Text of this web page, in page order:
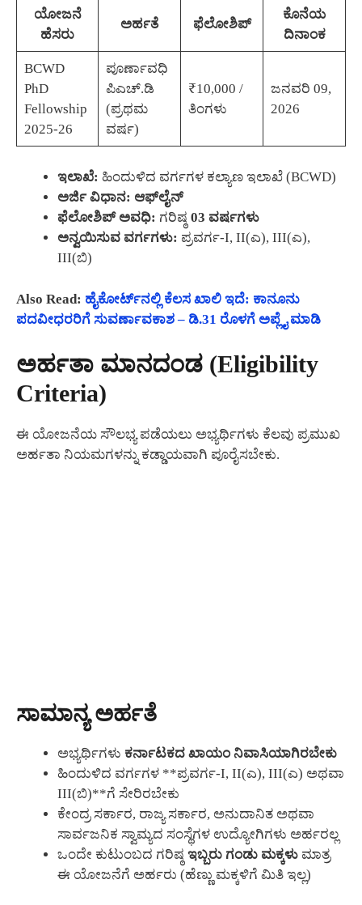
ಯೋಜನೆ
ಹೆಸರು
ಅರ್ಹತೆ ಫೆಲೋಶಿಪ್
ಕೊನೆಯ
ದಿನಾಂಕ
BCWD
PhD
Fellowship
2025-26
ಪೂರ್ಣಾವಧಿ
ಪಿಎಚ್.ಡಿ
(ಪ್ರಥಮ
ವರ್ಷ)
₹10,000 /
ತಿಂಗಳು
ಜನವರಿ 09,
2026
ಇಲಾಖೆ: ಹಿಂದುಳಿದ ವರ್ಗಗಳ ಕಲ್ಯಾಣ ಇಲಾಖೆ (BCWD)
ಅರ್ಜಿ ವಿಧಾನ: ಆಫ್‌ಲೈನ್
ಫೆಲೋಶಿಪ್ ಅವಧಿ: ಗರಿಷ್ಠ 03 ವರ್ಷಗಳು
ಅನ್ವಯಿಸುವ ವರ್ಗಗಳು: ಪ್ರವರ್ಗ-I, II(ಎ), III(ಎ),
III(ಬಿ)
Also Read: ಹೈಕೋರ್ಟ್‌ನಲ್ಲಿ ಕೆಲಸ ಖಾಲಿ ಇದೆ: ಕಾನೂನು
ಪದವೀಧರರಿಗೆ ಸುವರ್ಣಾವಕಾಶ – ಡಿ.31 ರೊಳಗೆ ಅಪ್ಲೈ ಮಾಡಿ
ಅರ್ಹತಾ ಮಾನದಂಡ (Eligibility
Criteria)
ಈ ಯೋಜನೆಯ ಸೌಲಭ್ಯ ಪಡೆಯಲು ಅಭ್ಯರ್ಥಿಗಳು ಕೆಲವು ಪ್ರಮುಖ
ಅರ್ಹತಾ ನಿಯಮಗಳನ್ನು ಕಡ್ಡಾಯವಾಗಿ ಪೂರೈಸಬೇಕು.
ಸಾಮಾನ್ಯ ಅರ್ಹತೆ
ಅಭ್ಯರ್ಥಿಗಳು ಕರ್ನಾಟಕದ ಖಾಯಂ ನಿವಾಸಿಯಾಗಿರಬೇಕು
ಹಿಂದುಳಿದ ವರ್ಗಗಳ **ಪ್ರವರ್ಗ-I, II(ಎ), III(ಎ) ಅಥವಾ
III(ಬಿ)**ಗೆ ಸೇರಿರಬೇಕು
ಕೇಂದ್ರ ಸರ್ಕಾರ, ರಾಜ್ಯ ಸರ್ಕಾರ, ಅನುದಾನಿತ ಅಥವಾ
ಸಾರ್ವಜನಿಕ ಸ್ವಾಮ್ಯದ ಸಂಸ್ಥೆಗಳ ಉದ್ಯೋಗಿಗಳು ಅರ್ಹರಲ್ಲ
ಒಂದೇ ಕುಟುಂಬದ ಗರಿಷ್ಠ ಇಬ್ಬರು ಗಂಡು ಮಕ್ಕಳು ಮಾತ್ರ
ಈ ಯೋಜನೆಗೆ ಅರ್ಹರು (ಹೆಣ್ಣು ಮಕ್ಕಳಿಗೆ ಮಿತಿ ಇಲ್ಲ)